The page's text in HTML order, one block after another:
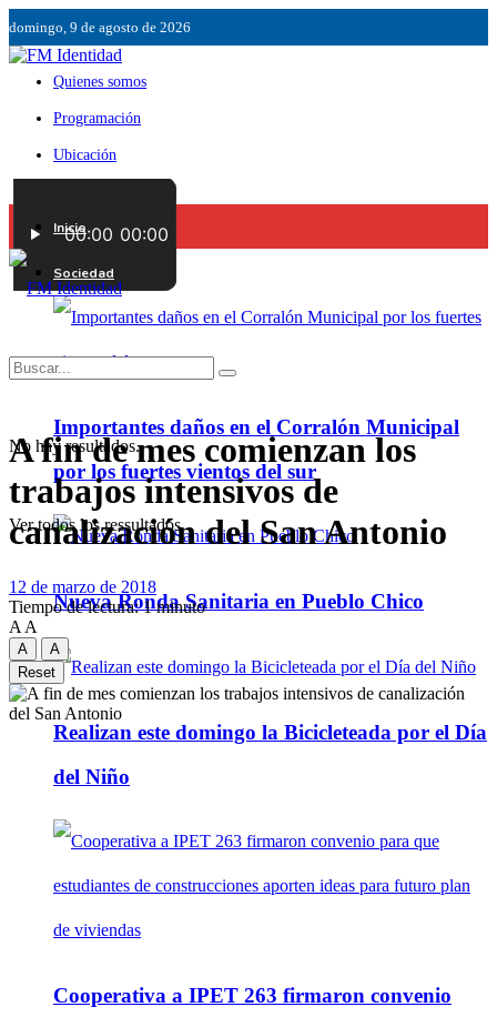
domingo, 9 de agosto de 2026
Quienes somos
Programación
Ubicación
Contáctenos
Inicio
Sociedad
Importantes daños en el Corralón Municipal
por los fuertes vientos del sur
Nueva Ronda Sanitaria en Pueblo Chico
Realizan este domingo la Bicicleteada por el Día
del Niño
Cooperativa a IPET 263 firmaron convenio
No hay resultados.
Ver todos los ressultados
A fin de mes comienzan los
trabajos intensivos de
canalización del San Antonio
12 de marzo de 2018
Tiempo de lectura: 1 minuto
A A
A
A
Reset